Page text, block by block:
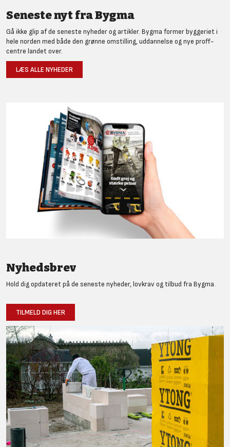
Seneste nyt fra Bygma
Gå ikke glip af de seneste nyheder og artikler. Bygma former byggeriet i
hele norden med både den grønne omstilling, uddannelse og nye proff-
centre landet over.
LÆS ALLE NYHEDER
Nyhedsbrev
Hold dig opdateret på de seneste nyheder, lovkrav og tilbud fra Bygma.
TILMELD DIG HER